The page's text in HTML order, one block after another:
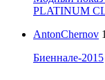
PLATINUM
AntonChernov
Биеннале-2015